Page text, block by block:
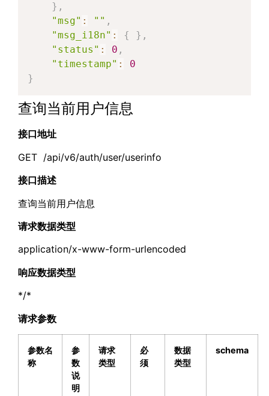
} ,
"msg" : "" ,
"msg_i18n" : { } ,
"status" : 0 ,
"timestamp" :
0
}
查询当前用户信息
接口地址
GET /api/v6/auth/user/userinfo
接口描述
查询当前用户信息
请求数据类型
application/x-www-form-urlencoded
响应数据类型
*/*
请求参数
参数名
称
参
数
说
明
请求
类型
必
须
数据
类型
schema